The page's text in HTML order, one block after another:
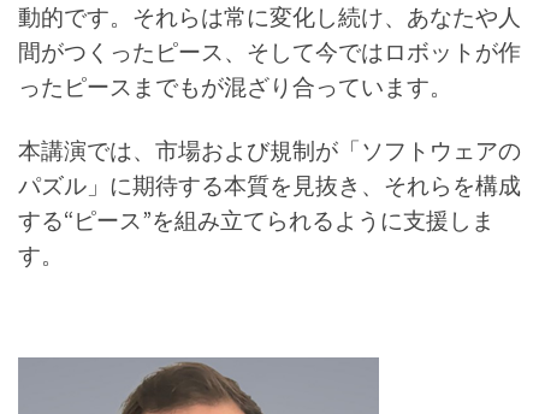
動的です。それらは常に変化し続け、あなたや人
間がつくったピース、そして今ではロボットが作
ったピースまでもが混ざり合っています。
本講演では、市場および規制が「ソフトウェアの
パズル」に期待する本質を見抜き、それらを構成
する“ピース”を組み立てられるように支援しま
す。